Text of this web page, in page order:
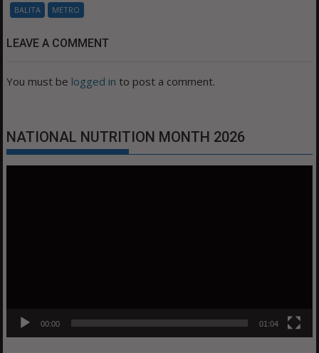
BALITA METRO
LEAVE A COMMENT
You must be logged in to post a comment.
NATIONAL NUTRITION MONTH 2026
00:00 01:04